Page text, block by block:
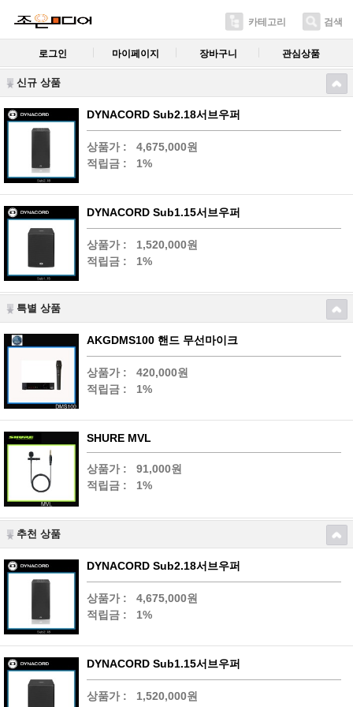
카테고리 검색
로그인 마이페이지 장바구니 관심상품
신규 상품
DYNACORD Sub2.18서브우퍼
상품가 :
4,675,000원
적립금 :
1%
DYNACORD Sub1.15서브우퍼
상품가 :
1,520,000원
적립금 :
1%
특별 상품
AKGDMS100 핸드 무선마이크
상품가 :
420,000원
적립금 :
1%
SHURE MVL
상품가 :
91,000원
적립금 :
1%
추천 상품
DYNACORD Sub2.18서브우퍼
상품가 :
4,675,000원
적립금 :
1%
DYNACORD Sub1.15서브우퍼
상품가 :
1,520,000원